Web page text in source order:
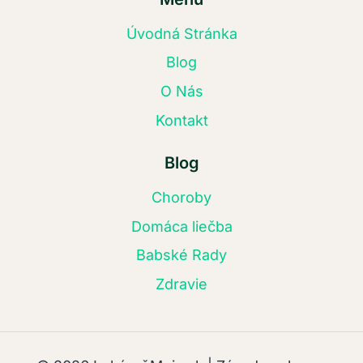
Úvodná Stránka
Blog
O Nás
Kontakt
Blog
Choroby
Domáca liečba
Babské Rady
Zdravie